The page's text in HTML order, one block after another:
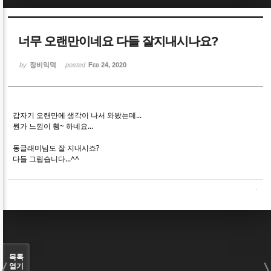
너무 오랜만이네요 다들 잘지내시나요?
by 장비익덕 posted Feb 24, 2020
갑자기 오랜만에 생각이 나서 와봤는데...
뭔가 느낌이 휑~ 하네요...
동글래미님도 잘 지내시죠?
다들 그립습니다...^^
목록
열기
Sketchbook5, 스케치북5
Sketchbook5, 스케치북5
Sketchbook5, 스케치북5
Sketchbook5, 스케치북5